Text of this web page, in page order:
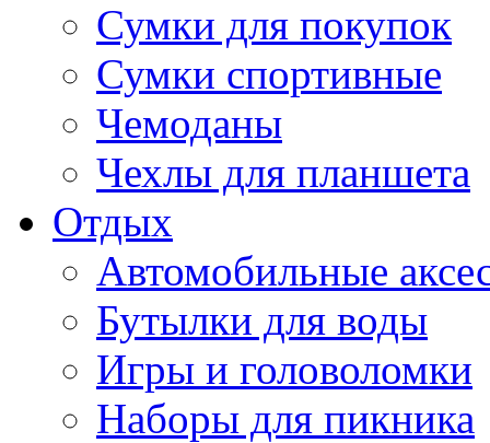
Сумки для покупок
Сумки спортивные
Чемоданы
Чехлы для планшета
Отдых
Автомобильные
Бутылки для воды
Игры и головоломки
Наборы для пикника